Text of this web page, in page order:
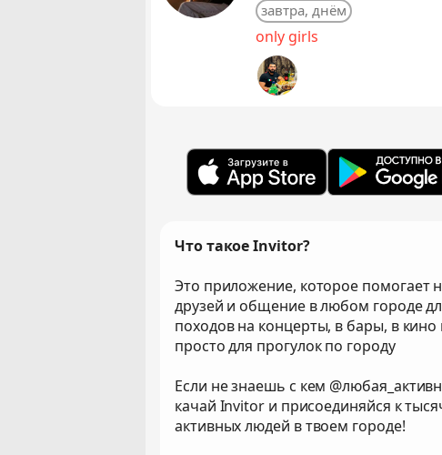
завтра, днём
only girls
Что такое Invitor?
Это приложение, которое помогает
друзей и общение в любом городе
походов на концерты, в бары, в кино
просто для прогулок по городу
Если не знаешь с кем
качай Invitor и присоединяйся к
активных людей в твоем городе!